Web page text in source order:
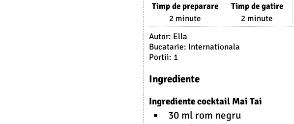
Timp de preparare
2 minute
Timp de gatire
2 minute
Autor: Ella
Bucatarie: Internationala
Portii: 1
Ingrediente
Ingrediente cocktail Mai Tai
30 ml rom negru